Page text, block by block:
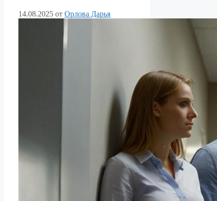
14.08.2025 от Орлова Дарья